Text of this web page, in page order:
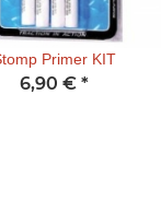
Primer KIT
6,90 € *